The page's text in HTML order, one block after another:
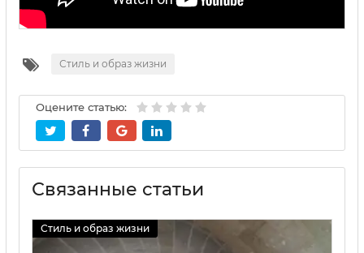
Стиль и образ жизни
Оцените статью:
Связанные статьи
Стиль и образ жизни